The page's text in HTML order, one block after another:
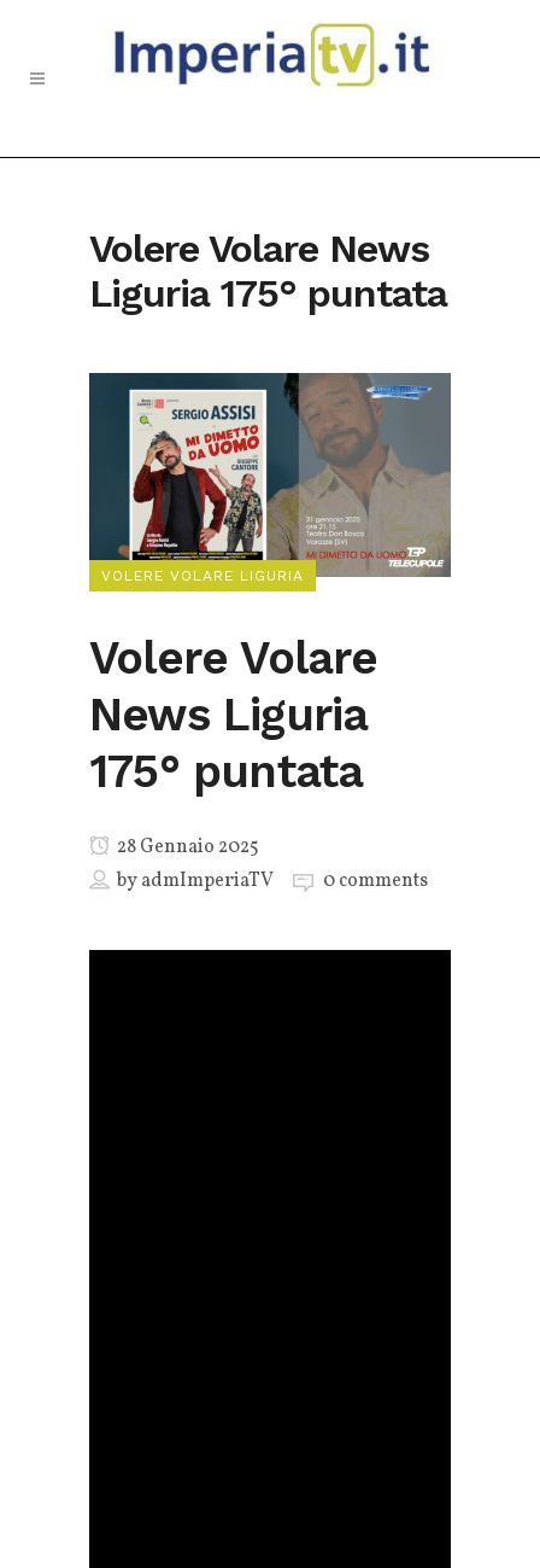
Volere Volare News
Liguria 175° puntata
VOLERE VOLARE LIGURIA
Volere Volare
News Liguria
175° puntata
28 Gennaio 2025
byadmImperiaTV 0 comments